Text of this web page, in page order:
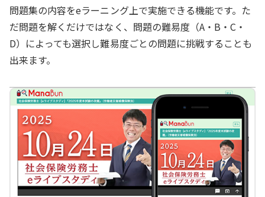
問題集の内容をeラーニング上で実施できる機能です。た
だ問題を解くだけではなく、問題の難易度（A・B・C・
D）によっても選択し難易度ごとの問題に挑戦することも
出来ます。